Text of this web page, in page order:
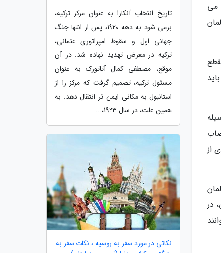
می
از
در
تاریخ انتخاب آنکارا به عنوان مرکز ترکیه،
برمی شود به دهه 1920، پس از انتها جنگ
جهانی اول و سقوط امپراتوری عثمانی،
ترکیه در معرض تهدید نهاده شد. در آن
موقع، مصطفی کمال آتاتورک به عنوان
مسئول ترکیه، تصمیم گرفت که مرکز را از
استانبول به مکانی ایمن تر انتقال دهد. به
همین علت، در سال 1923،...
نکاتی در مورد سفر به روسیه ، نکات سفر به